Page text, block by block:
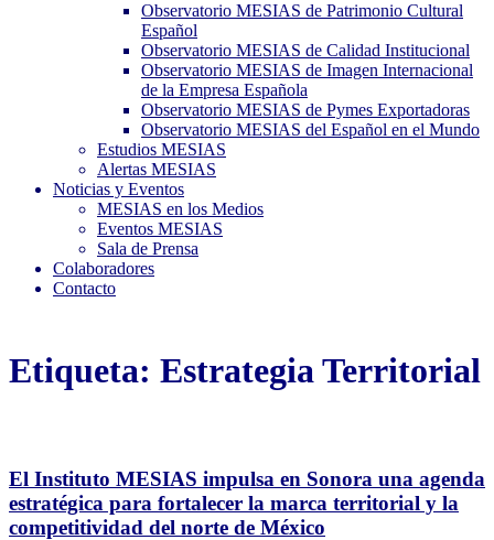
Observatorio MESIAS de Patrimonio Cultural
Español
Observatorio MESIAS de Calidad Institucional
Observatorio MESIAS de Imagen Internacional
de la Empresa Española
Observatorio MESIAS de Pymes Exportadoras
Observatorio MESIAS del Español en el Mundo
Estudios MESIAS
Alertas MESIAS
Noticias y Eventos
MESIAS en los Medios
Eventos MESIAS
Sala de Prensa
Colaboradores
Contacto
Etiqueta: Estrategia Territorial
El Instituto MESIAS impulsa en Sonora una agenda
estratégica para fortalecer la marca territorial y la
competitividad del norte de México